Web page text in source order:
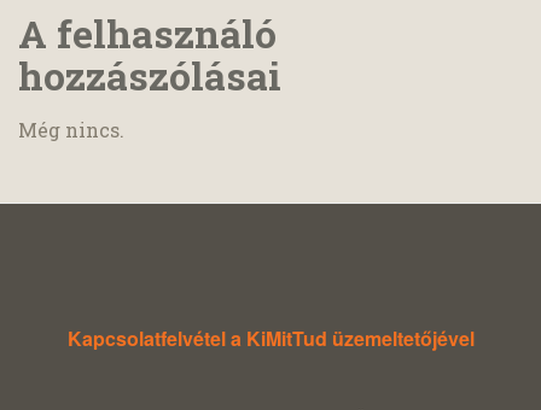
A felhasználó
hozzászólásai
Még nincs.
Kapcsolatfelvétel a KiMitTud üzemeltetőjével